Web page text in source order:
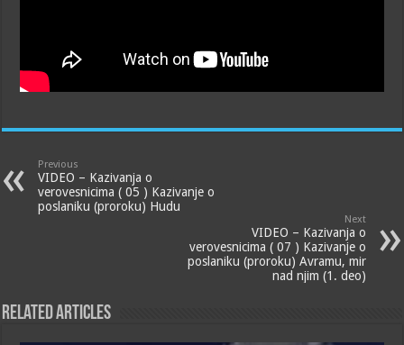
Previous
VIDEO – Kazivanja o
verovesnicima ( 05 ) Kazivanje o
poslaniku (proroku) Hudu
Next
VIDEO – Kazivanja o
verovesnicima ( 07 ) Kazivanje o
poslaniku (proroku) Avramu, mir
nad njim (1. deo)
Related Articles